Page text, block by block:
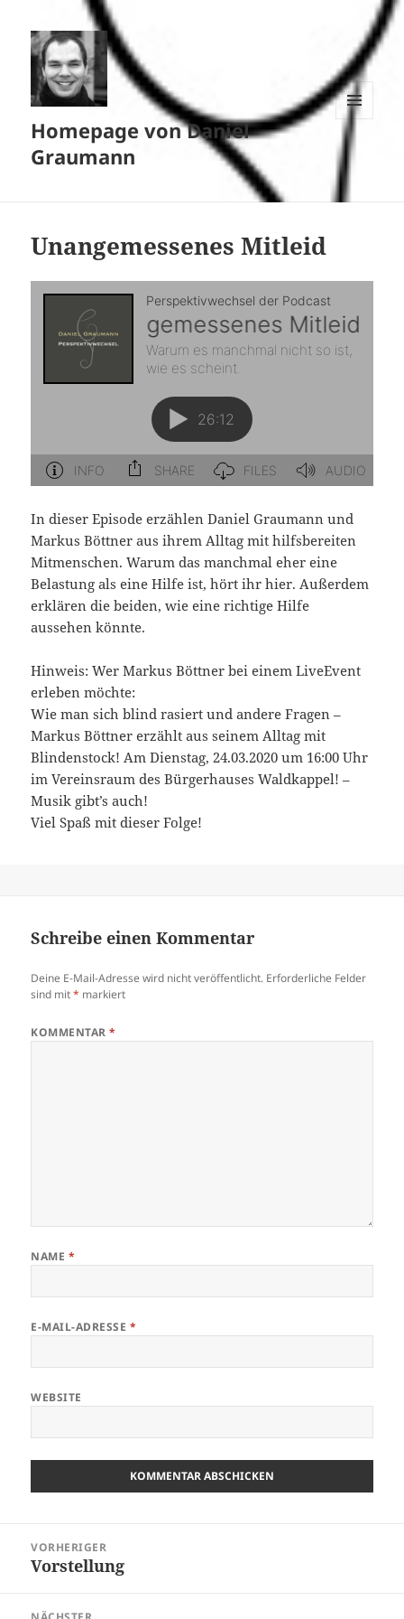
Homepage von Daniel
Graumann
MENÜ
UND
WIDGETS
Unangemessenes Mitleid
In dieser Episode erzählen Daniel Graumann und
Markus Böttner aus ihrem Alltag mit hilfsbereiten
Mitmenschen. Warum das manchmal eher eine
Belastung als eine Hilfe ist, hört ihr hier. Außerdem
erklären die beiden, wie eine richtige Hilfe
aussehen könnte.
Hinweis: Wer Markus Böttner bei einem LiveEvent
erleben möchte:
Wie man sich blind rasiert und andere Fragen –
Markus Böttner erzählt aus seinem Alltag mit
Blindenstock! Am Dienstag, 24.03.2020 um 16:00 Uhr
im Vereinsraum des Bürgerhauses Waldkappel! –
Musik gibt’s auch!
Viel Spaß mit dieser Folge!
Schreibe einen Kommentar
Deine E-Mail-Adresse wird nicht veröffentlicht. Erforderliche Felder
sind mit* markiert
KOMMENTAR*
NAME *
E-MAIL-ADRESSE *
WEBSITE
VORHERIGER
Vorheriger
Vorstellung